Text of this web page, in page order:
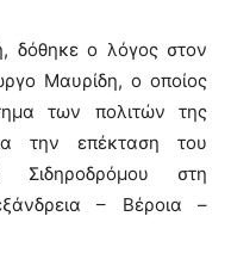
δόθηκε ο λόγος στον
Μαυρίδη, ο οποίος
των πολιτών της
την επέκταση του
Σιδηροδρόμου στη
– Βέροια –